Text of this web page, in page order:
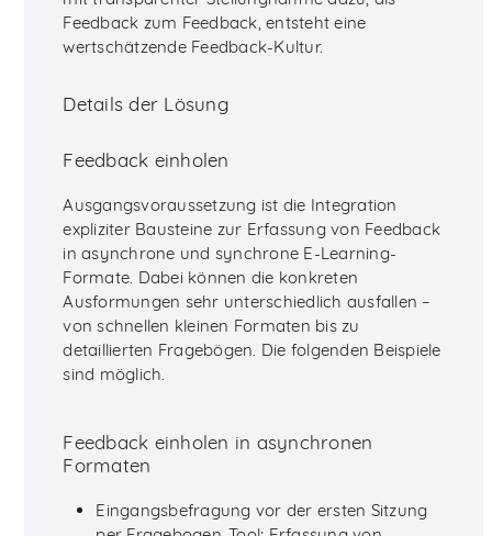
Feedback zum Feedback, entsteht eine
wertschätzende Feedback-Kultur.
Details der Lösung
Feedback einholen
Ausgangsvoraussetzung ist die Integration
expliziter Bausteine zur Erfassung von Feedback
in asynchrone und synchrone E-Learning-
Formate. Dabei können die konkreten
Ausformungen sehr unterschiedlich ausfallen –
von schnellen kleinen Formaten bis zu
detaillierten Fragebögen. Die folgenden Beispiele
sind möglich.
Feedback einholen in asynchronen
Formaten
Eingangsbefragung vor der ersten Sitzung